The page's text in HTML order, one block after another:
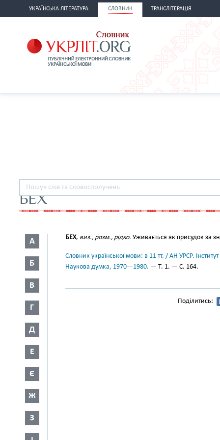
УКРАЇНСЬКА ЛІТЕРАТУРА СЛОВНИК ТРАНСЛІТЕРАЦІЯ
БЕХ
А
Б
В
Г
Д
Е
Є
Ж
З
БЕХ, виз., розм., рідко. Уживається як присудок за
Словник української мови: в 11 тт. / АН УРСР.
Наукова думка, 1970—1980. — Т. 1. — С. 164.
Поділитись: